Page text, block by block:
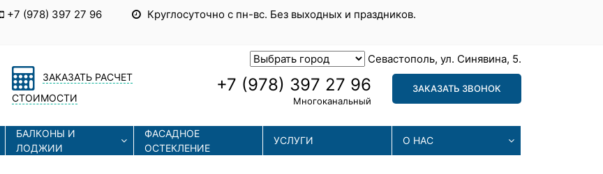
+7 (978) 397 27 96
Круглосуточно с пн-вс. Без выходных и праздников.
ЗАКАЗАТЬ РАСЧЕТ
СТОИМОСТИ
Севастополь, ул. Синявина, 5.
+7 (978) 397 27 96
Многоканальный
ЗАКАЗАТЬ ЗВОНОК
БАЛКОНЫ И
ЛОДЖИИ
ФАСАДНОЕ
ОСТЕКЛЕНИЕ
УСЛУГИ О НАС